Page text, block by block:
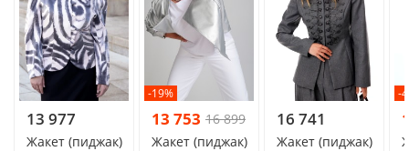
13 977
Жакет (пиджак)
-19%
13 753 16 899
Жакет (пиджак)
16 741
Жакет (пиджак)
-